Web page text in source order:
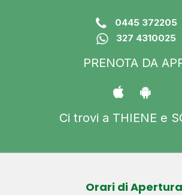
0445 372205
327 4310025
PRENOTA DA
Ci trovi a THIENE e
Orari di Apertura